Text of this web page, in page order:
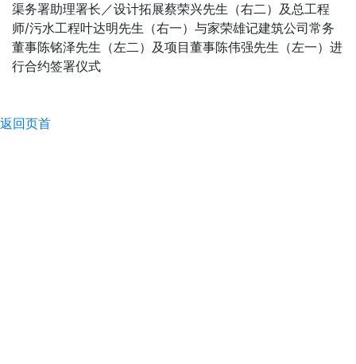
渠务署助理署长／设计拓展蔡荣兴先生（右二）及总工程
师/污水工程叶达明先生（右一）与家荣雄记建筑公司常务
董事陈铭泽先生（左二）及项目董事陈伟强先生（左一）进
行合约签署仪式
返回页首